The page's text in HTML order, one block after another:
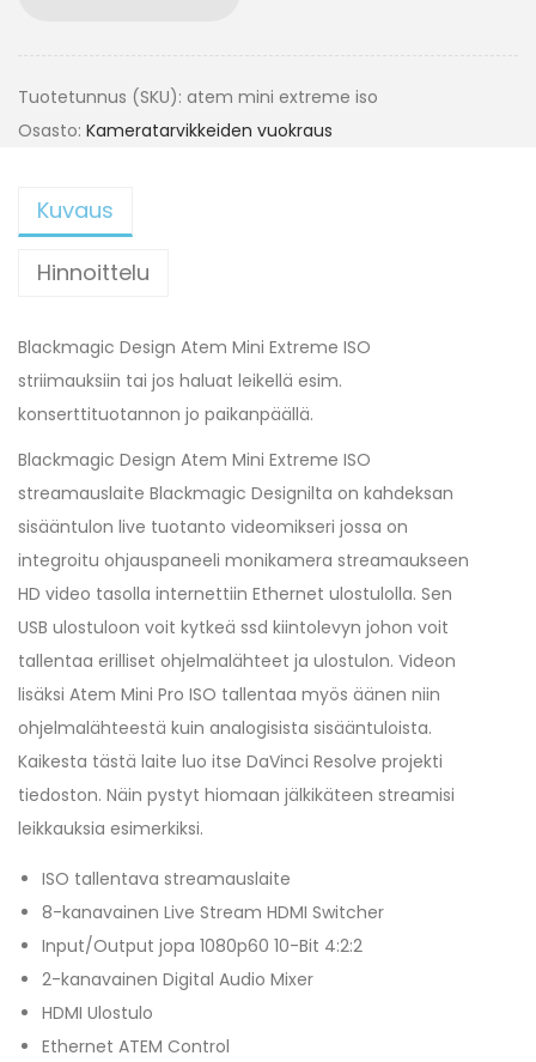
Tuotetunnus (SKU): atem mini extreme iso
Osasto: Kameratarvikkeiden vuokraus
Kuvaus
Hinnoittelu
Blackmagic Design Atem Mini Extreme ISO
striimauksiin tai jos haluat leikellä esim.
konserttituotannon jo paikanpäällä.
Blackmagic Design Atem Mini Extreme ISO
streamauslaite Blackmagic Designilta on kahdeksan
sisääntulon live tuotanto videomikseri jossa on
integroitu ohjauspaneeli monikamera streamaukseen
HD video tasolla internettiin Ethernet ulostulolla. Sen
USB ulostuloon voit kytkeä ssd kiintolevyn johon voit
tallentaa erilliset ohjelmalähteet ja ulostulon. Videon
lisäksi Atem Mini Pro ISO tallentaa myös äänen niin
ohjelmalähteestä kuin analogisista sisääntuloista.
Kaikesta tästä laite luo itse DaVinci Resolve projekti
tiedoston. Näin pystyt hiomaan jälkikäteen streamisi
leikkauksia esimerkiksi.
ISO tallentava streamauslaite
8-kanavainen Live Stream HDMI Switcher
Input/Output jopa 1080p60 10-Bit 4:2:2
2-kanavainen Digital Audio Mixer
HDMI Ulostulo
Ethernet ATEM Control